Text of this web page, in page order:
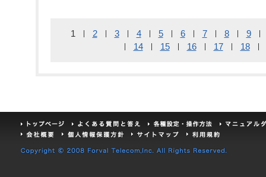
1 2 3 4 5 6 7 8
9
14
15 16 17 18